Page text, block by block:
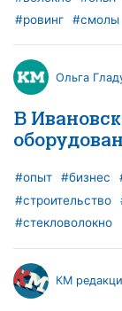
#ровинг
#смолы
Ольга
В
#опыт #бизнес
#строительство
#стекловолокно
КМ